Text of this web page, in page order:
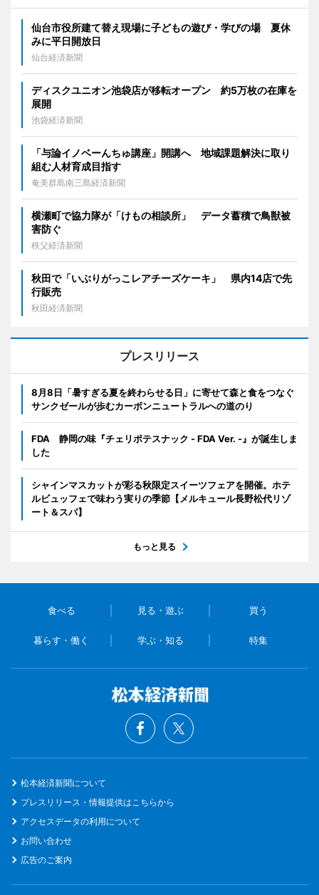
仙台市役所建て替え現場に子どもの遊び・学びの場 夏休
みに平日開放日
仙台経済新聞
ディスクユニオン池袋店が移転オープン 約5万枚の在庫を
展開
池袋経済新聞
「与論イノベーんちゅ講座」開講へ 地域課題解決に取り
組む人材育成目指す
奄美群島南三島経済新聞
横瀬町で協力隊が「けもの相談所」 データ蓄積で鳥獣被
害防ぐ
秩父経済新聞
秋田で「いぶりがっこレアチーズケーキ」 県内14店で先
行販売
秋田経済新聞
プレスリリース
8月8日「暑すぎる夏を終わらせる日」に寄せて森と食をつなぐ
サンクゼールが歩むカーボンニュートラルへの道のり
FDA 静岡の味『チェリポテスナック - FDA Ver. -』が誕生しま
した
シャインマスカットが彩る秋限定スイーツフェアを開催。ホテ
ルビュッフェで味わう実りの季節【メルキュール長野松代リゾ
ート＆スパ】
もっと見る
食べる 見る・遊ぶ 買う
暮らす・働く 学ぶ・知る 特集
松本経済新聞について
プレスリリース・情報提供はこちらから
アクセスデータの利用について
お問い合わせ
広告のご案内